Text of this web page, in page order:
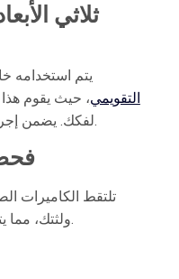
يتم استخدامه
التقويمي، حيث يقوم هذا
لفكك. يضمن إجراء العمليات بأمان ودقة ملليمترية.
تلتقط الكاميرات
ولثتك، مما يتيح لك رؤية ما يراه طبيب الأسنان.